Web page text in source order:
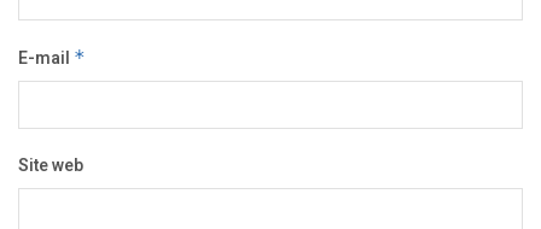
E-mail *
Site web